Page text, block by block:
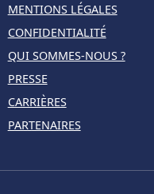
MENTIONS LÉGALES
CONFIDENTIALITÉ
QUI SOMMES-NOUS ?
PRESSE
CARRIÈRES
PARTENAIRES